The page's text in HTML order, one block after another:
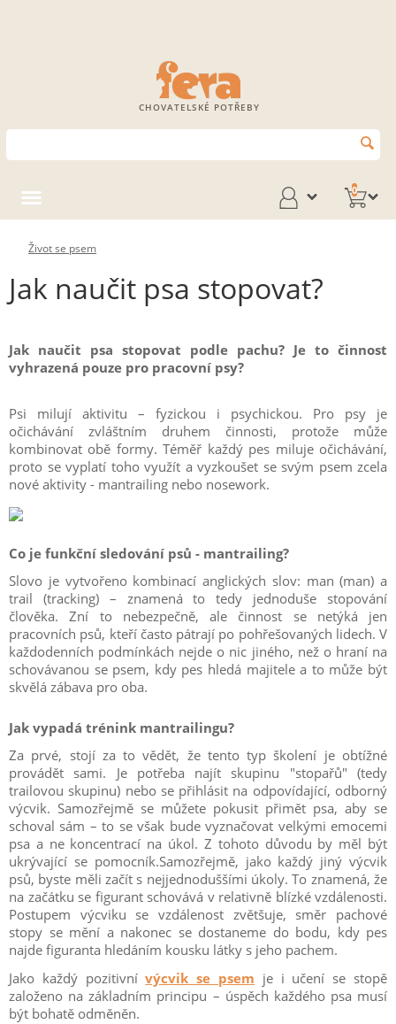
CHOVATELSKÉ POTŘEBY
0
Život se psem
Jak naučit psa stopovat?
Jak naučit psa stopovat podle pachu? Je to činnost
vyhrazená pouze pro pracovní psy?
Psi milují aktivitu – fyzickou i psychickou. Pro psy je
očichávání zvláštním druhem činnosti, protože může
kombinovat obě formy. Téměř každý pes miluje očichávání,
proto se vyplatí toho využít a vyzkoušet se svým psem zcela
nové aktivity - mantrailing nebo nosework.
Co je funkční sledování psů - mantrailing?
Slovo je vytvořeno kombinací anglických slov: man (man) a
trail (tracking) – znamená to tedy jednoduše stopování
člověka. Zní to nebezpečně, ale činnost se netýká jen
pracovních psů, kteří často pátrají po pohřešovaných lidech. V
každodenních podmínkách nejde o nic jiného, než o hraní na
schovávanou se psem, kdy pes hledá majitele a to může být
skvělá zábava pro oba.
Jak vypadá trénink mantrailingu?
Za prvé, stojí za to vědět, že tento typ školení je obtížné
provádět sami. Je potřeba najít skupinu "stopařů" (tedy
trailovou skupinu) nebo se přihlásit na odpovídající, odborný
výcvik. Samozřejmě se můžete pokusit přimět psa, aby se
schoval sám – to se však bude vyznačovat velkými emocemi
psa a ne koncentrací na úkol. Z tohoto důvodu by měl být
ukrývající se pomocník.Samozřejmě, jako každý jiný výcvik
psů, byste měli začít s nejjednoduššími úkoly. To znamená, že
na začátku se figurant schovává v relativně blízké vzdálenosti.
Postupem výcviku se vzdálenost zvětšuje, směr pachové
stopy se mění a nakonec se dostaneme do bodu, kdy pes
najde figuranta hledáním kousku látky s jeho pachem.
Jako každý pozitivnívýcvik se psem je i učení se stopě
založeno na základním principu – úspěch každého psa musí
být bohatě odměněn.